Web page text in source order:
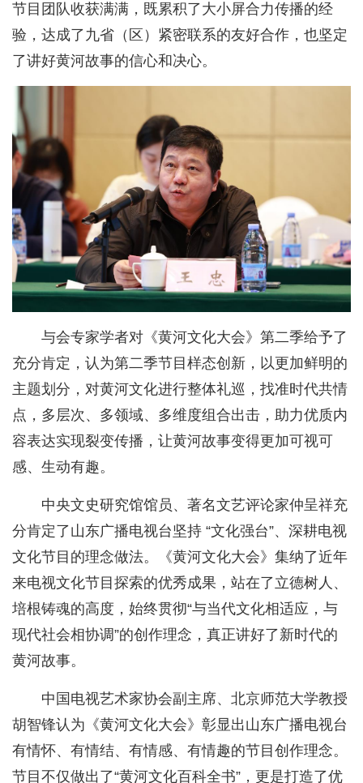
节目团队收获满满，既累积了大小屏合力传播的经
验，达成了九省（区）紧密联系的友好合作，也坚定
了讲好黄河故事的信心和决心。
与会专家学者对《黄河文化大会》第二季给予了
充分肯定，认为第二季节目样态创新，以更加鲜明的
主题划分，对黄河文化进行整体礼巡，找准时代共情
点，多层次、多领域、多维度组合出击，助力优质内
容表达实现裂变传播，让黄河故事变得更加可视可
感、生动有趣。
中央文史研究馆馆员、著名文艺评论家仲呈祥充
分肯定了山东广播电视台坚持 “文化强台”、深耕电视
文化节目的理念做法。《黄河文化大会》集纳了近年
来电视文化节目探索的优秀成果，站在了立德树人、
培根铸魂的高度，始终贯彻“与当代文化相适应，与
现代社会相协调”的创作理念，真正讲好了新时代的
黄河故事。
中国电视艺术家协会副主席、北京师范大学教授
胡智锋认为《黄河文化大会》彰显出山东广播电视台
有情怀、有情结、有情感、有情趣的节目创作理念。
节目不仅做出了“黄河文化百科全书”，更是打造了优